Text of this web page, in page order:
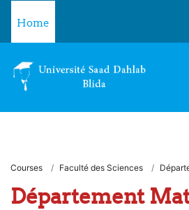
Home
Courses Faculté des Sciences
Département